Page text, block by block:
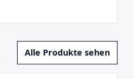
Alle Produkte sehen